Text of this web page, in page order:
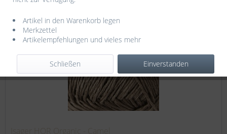
Artikel in den Warenkorb legen
Merkzettel
Artikelempfehlungen und vieles mehr
Einverstanden
Schließen